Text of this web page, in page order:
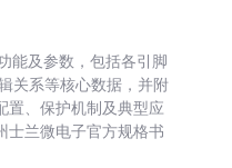
能及参数，包括各引脚
关系等核心数据，并附
置、保护机制及典型应
士兰微电子官方规格书